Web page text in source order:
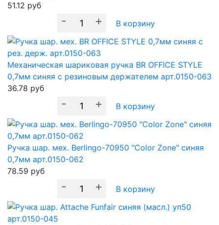
51.12 руб
- + В корзину
Механическая шариковая ручка BR OFFICE STYLE
0,7мм синяя с резиновым держателем арт.0150-063
36.78 руб
- + В корзину
Ручка шар. мех. Berlingo-70950 "Color Zone" синяя
0,7мм арт.0150-062
78.59 руб
- + В корзину